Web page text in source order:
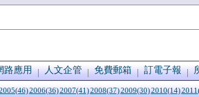
路應用 人文企管 免費郵箱 訂電子報
2006(36)2007(41)2008(37)2009(30)2010(14)